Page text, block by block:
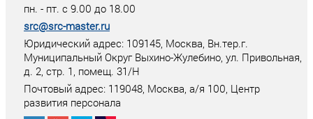
пн. - пт. с 9.00 до 18.00
src@src-master.ru
Юридический адрес: 109145, Москва, Вн.тер.г.
Муниципальный Округ Выхино-Жулебино, ул. Привольная,
д. 2, стр. 1, помещ. 31/Н
Почтовый адрес: 119048, Москва, а/я 100, Центр
развития персонала